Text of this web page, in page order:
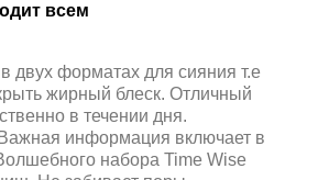
всем
двух форматах для сияния т.е
жирный блеск. Отличный
в течении дня.
информация включает в
набора Time Wise